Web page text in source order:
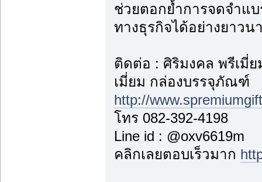
ช่วยตอกย้ำการจดจำแ
ทางธุรกิจได้อย่างยาวน
ติดต่อ : ศิริมงคล พรีเมี่
เมี่ยม กล่องบรรจุภัณฑ์
http://
โทร 082-392-4198
Line id : @oxv6619m
คลิกเลยตอบเร็วมาก